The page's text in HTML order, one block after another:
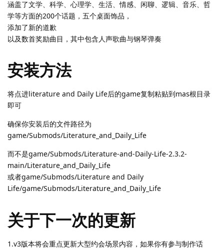
涵盖了文学、科学、心理学、生活、情感、闲聊、逻辑、音乐、哲
学等方面的200个话题，五个桌面饰品，
添加了新的道歉
以及数首奖励曲目，其中包含人声歌曲与钢琴弹奏
安装方法
将点进literature and Daily Life后的game复制粘贴到mas根目录
即可
确保你安装后的文件路径为
game/Submods/Literature_and_Daily_Life
而不是game/Submods/Literature-and-Daily-Life-2.3.2-
main/Literature_and_Daily_Life
或者game/Submods/Literature and Daily
Life/game/Submods/Literature_and_Daily_Life
关于下一次的更新
1.v3版本将会重点更新大型约会场景内容，如果你有参与制作话